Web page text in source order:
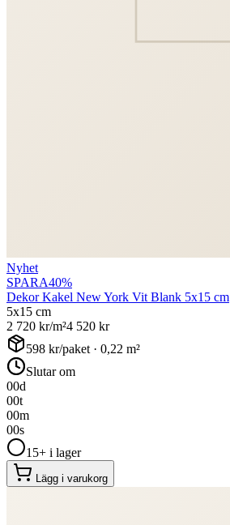
Nyhet
SPARA40%
Dekor Kakel New York Vit Blank 5x15 cm
5x15 cm
2 720 kr/m²4 520 kr
598 kr/paket · 0,22 m²
Slutar om
00d
00t
00m
00s
15+ i lager
Lägg i varukorg